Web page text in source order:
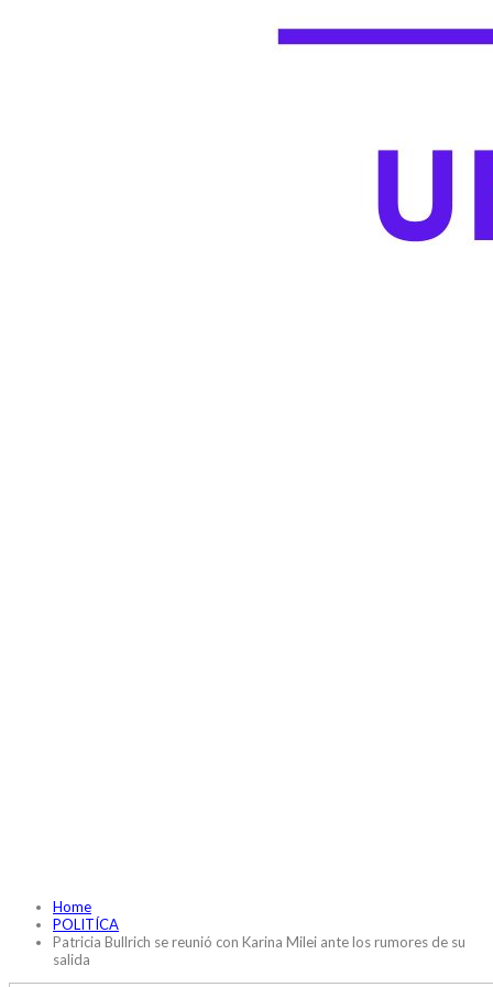
Home
POLITÍCA
Patricia Bullrich se reunió con Karina Milei ante los rumores de su
salida